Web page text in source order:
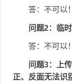
答：不可以！
问题2：临
答：不可以！
问题3：上
正、反面无法识